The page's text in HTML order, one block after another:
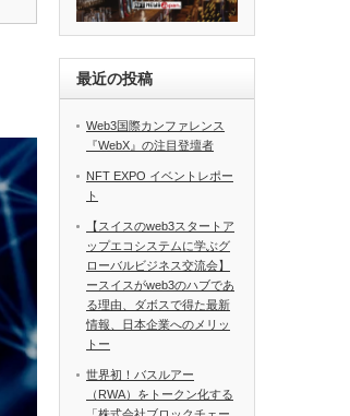
最近の投稿
Web3国際カンファレンス
『WebX』の注目登壇者
NFT EXPO イベントレポー
ト
【スイスのweb3スタートア
ップエコシステムに学ぶグ
ローバルビジネス交流会】
ースイスがweb3のハブであ
る理由、ダボスで得た最新
情報、日本企業へのメリッ
トー
世界初！バスルアー
（RWA）をトークン化する